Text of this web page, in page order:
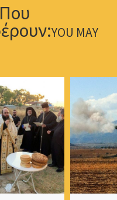
YOU MAY